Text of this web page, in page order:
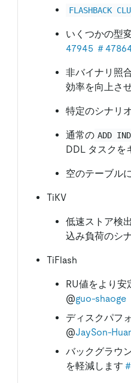
FLASHBACK
いくつかの型
47945 ＃
非バイナリ照
効率を向上さ
特定のシナリ
通常の ADD
DDL タスクを
空のテーブル
TiKV
低速ストア検
込み負荷のシ
TiFlash
RU値をより安
@guo-shaoge
ディスクパフ
@JaySon-
バックグラウ
を軽減します